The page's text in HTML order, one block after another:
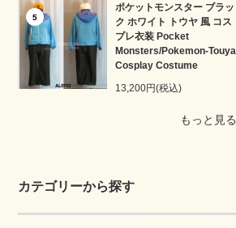
5
ポケットモンスター ブラッ
ク ホワイト トウヤ 風 コス
プレ衣装 Pocket
Monsters/Pokemon-Touya
Cosplay Costume
13,200円(税込)
もっと見る
カテゴリーから探す